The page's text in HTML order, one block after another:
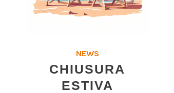
NEWS
CHIUSURA
ESTIVA